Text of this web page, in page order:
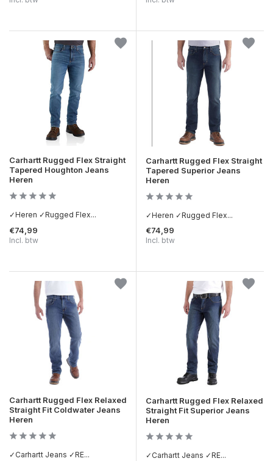
Carhartt Rugged Flex Straight
Tapered Houghton Jeans
Heren
✓Heren ✓Rugged Flex...
€74,99
Incl. btw
Carhartt Rugged Flex Straight
Tapered Superior Jeans
Heren
✓Heren ✓Rugged Flex...
€74,99
Incl. btw
Carhartt Rugged Flex Relaxed
Straight Fit Coldwater Jeans
Heren
✓Carhartt Jeans ✓RE...
Carhartt Rugged Flex Relaxed
Straight Fit Superior Jeans
Heren
✓Carhartt Jeans ✓RE...